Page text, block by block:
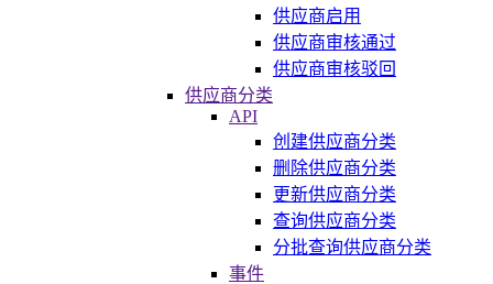
供应商启用
供应商审核通过
供应商审核驳回
供应商分类
API
创建供应商分类
删除供应商分类
更新供应商分类
查询供应商分类
分批查询供应商分类
事件